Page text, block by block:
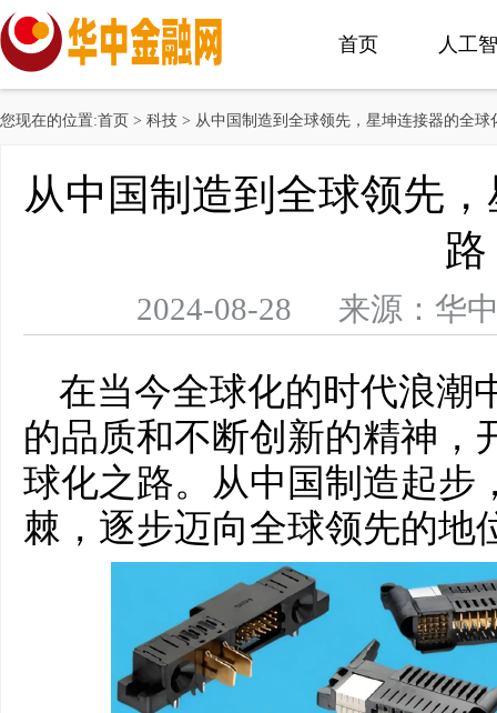
首页 人工
您现在的位置:首页 > 科技 > 从中国制造到全球领先，星坤连接器的全球
从中国制造到全球领先
路
2024-08-28 来源：华
在当今全球化的时代浪潮
的品质和不断创新的精神，
球化之路。从中国制造起步
棘，逐步迈向全球领先的地